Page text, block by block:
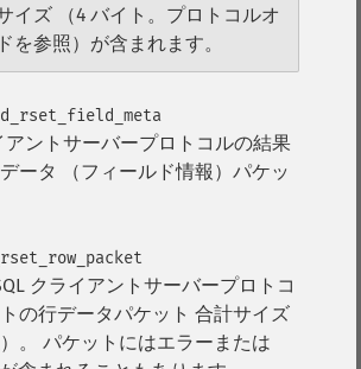
イズ （4 バイト。プロトコルオ
を参照）が含まれます。
アントサーバープロトコルの結果
ータ （フィールド情報）パケッ
クライアントサーバープロトコ
の行データパケット 合計サイズ
）。 パケットにはエラーまたは